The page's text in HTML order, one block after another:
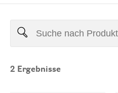
2 Ergebnisse